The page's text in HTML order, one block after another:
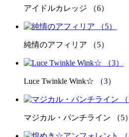
アイドルカレッジ （6）
純情のアフィリア （5）
Luce Twinkle Wink☆ （3）
マジカル・パンチライン （5）